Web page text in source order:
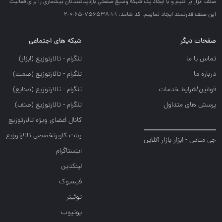
صنف ابزار پر كنيم و با ايجاد يك شبكه وسيع صنعتي بازديدكنندگان بيشماري را براي فعاليت
اين صنف قدرتمند ايجاد نماييم. کد شامد: 1-1-756538-65-0-2
صفحات دیگر
تماس با ما
درباره ما
قوانین/شرایط خدمات
پرسش های متداول
جی متاس - ابزار بازار آنلاین
شبکه های اجتماعی
تلگرام - تالارتوزيع (ابزار)
تلگرام - تالارتوزيع (صمت)
تلگرام - تالارتوزيع (صنايع)
تلگرام - تالارتوزیع (صنف)
کانال اعضای ویژه تالارتوزیع
ربات کاربرتخصصی تالارتوزیع
اینستاگرام
لینکدین
فیسبوک
توئیتر
یوتیوب